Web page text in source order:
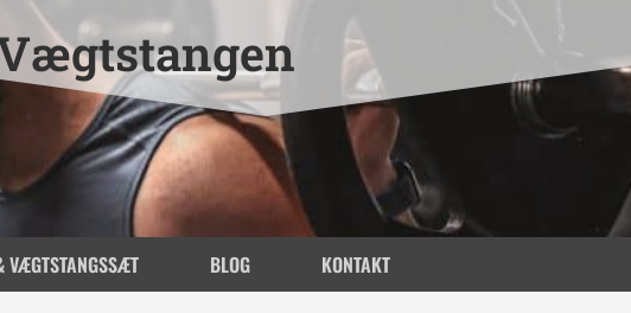
VÆGTSTANGSSÆT BLOG KONTAKT